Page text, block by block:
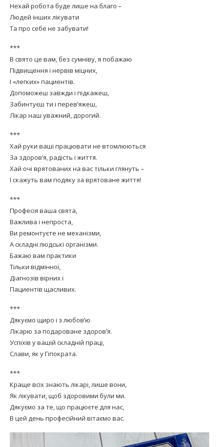
Нехай робота буде лише на благо –
Людей інших лікувати
Та про себе не забувати!
***
В свято це вам, без сумніву, я побажаю
Підвищення і нервів міцних,
І «легких» пациентів.
Допоможеш завжди і підкажеш,
Забинтуєш ти і перев’яжеш,
Лікар наш уважний, дорогий.
***
Хай руки ваші працювати не втомлюються
За здоров’я, радість і життя.
Хай очі врятованих на вас тільки глянуть –
І скажуть вам подяку за врятоване життя!
***
Професія ваша свята,
Важлива і непроста,
Ви ремонтуєте не механізми,
А складні людські організми.
Бажаю вам практики
Тільки відмінної,
Діагнозів вірних і
Пациентів щасливих.
***
Дякуємо щиро і з любов’ю
Лікарю за подароване здоров’я.
Успіхів у вашій складній праці,
Слави, як у Гіпократа.
***
Краще всіх знають лікарі, лише вони,
Як лікувати, щоб здоровими були ми.
Дякуємо за те, що працюєте для нас,
В цей день професійний вітаємо вас.